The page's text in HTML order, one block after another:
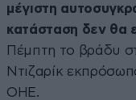
μέγιστη
κατάσταση δεν θα
Πέμπτη το βράδυ
Ντιζαρίκ
ΟΗΕ.